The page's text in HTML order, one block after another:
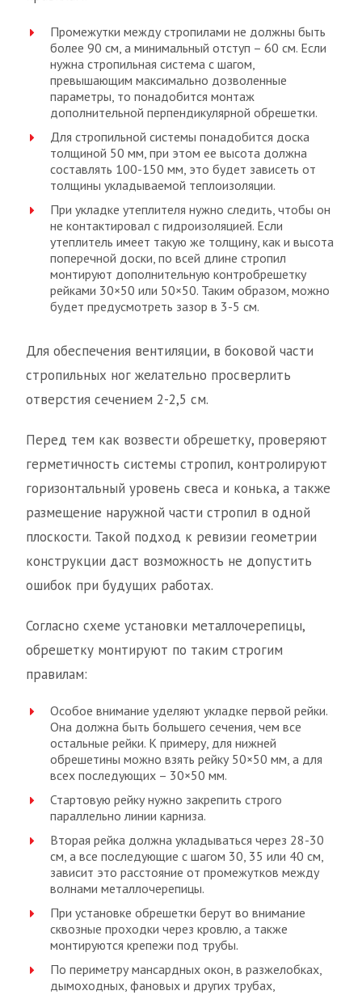
Промежутки между стропилами не должны быть
более 90 см, а минимальный отступ – 60 см. Если
нужна стропильная система с шагом,
превышающим максимально дозволенные
параметры, то понадобится монтаж
дополнительной перпендикулярной обрешетки.
Для стропильной системы понадобится доска
толщиной 50 мм, при этом ее высота должна
составлять 100-150 мм, это будет зависеть от
толщины укладываемой теплоизоляции.
При укладке утеплителя нужно следить, чтобы он
не контактировал с гидроизоляцией. Если
утеплитель имеет такую же толщину, как и высота
поперечной доски, по всей длине стропил
монтируют дополнительную контробрешетку
рейками 30×50 или 50×50. Таким образом, можно
будет предусмотреть зазор в 3-5 см.
Для обеспечения вентиляции, в боковой части
стропильных ног желательно просверлить
отверстия сечением 2-2,5 см.
Перед тем как возвести обрешетку, проверяют
герметичность системы стропил, контролируют
горизонтальный уровень свеса и конька, а также
размещение наружной части стропил в одной
плоскости. Такой подход к ревизии геометрии
конструкции даст возможность не допустить
ошибок при будущих работах.
Согласно схеме установки металлочерепицы,
обрешетку монтируют по таким строгим
правилам:
Особое внимание уделяют укладке первой рейки.
Она должна быть большего сечения, чем все
остальные рейки. К примеру, для нижней
обрешетины можно взять рейку 50×50 мм, а для
всех последующих – 30×50 мм.
Стартовую рейку нужно закрепить строго
параллельно линии карниза.
Вторая рейка должна укладываться через 28-30
см, а все последующие с шагом 30, 35 или 40 см,
зависит это расстояние от промежутков между
волнами металлочерепицы.
При установке обрешетки берут во внимание
сквозные проходки через кровлю, а также
монтируются крепежи под трубы.
По периметру мансардных окон, в разжелобках,
дымоходных, фановых и других трубах,